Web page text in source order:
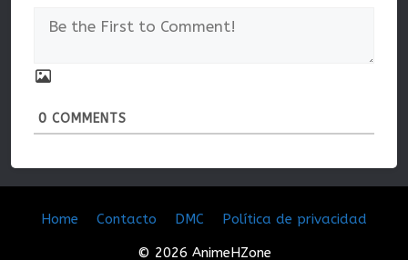
0 COMMENTS
Home Contacto DMC Política de privacidad
© 2026 AnimeHZone